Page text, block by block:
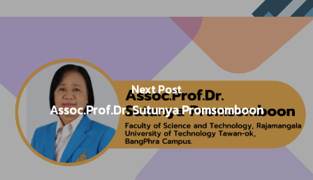
Next Post
Assoc.Prof.Dr. Sutunya Promsomboon